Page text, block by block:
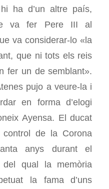
hi ha d’un altre país,
va fer Pere III al
va considerar-lo «la
que ni tots els reis
fer un de semblant».
pujo a veure-la i
en forma d’elogi
Ayensa. El ducat
control de la Corona
anys durant el
qual la memòria
la fama d’uns